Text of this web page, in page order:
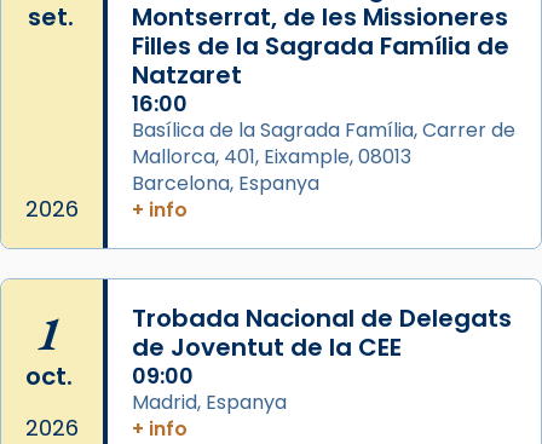
processó (recuperada el 1972) al voltant
del temple amb les relíquies de les santes.
Des de 1985 hi participa també un grup de
diablesses amb música i ball propis. Festa
gran a Mataró.
«Si vols saber què és calor, ves per les
Santes a Mataró»🥵.
Photo
set.
2026
Montserrat, de les Missioneres
Filles de la Sagrada Família de
Natzaret
16:00
Basílica de la Sagrada Família, Carrer de
Mallorca, 401, Eixample, 08013
Barcelona, Espanya
+ info
1
oct.
2026
Trobada Nacional de Delegats
de Joventut de la CEE
09:00
Madrid, Espanya
+ info